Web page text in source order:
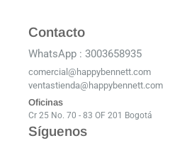
Contacto
WhatsApp : 3003658935
comercial@happybennett.com
ventastienda@happybennett.com
Oficinas
Cr 25 No. 70 - 83 OF 201 Bogotá
Síguenos